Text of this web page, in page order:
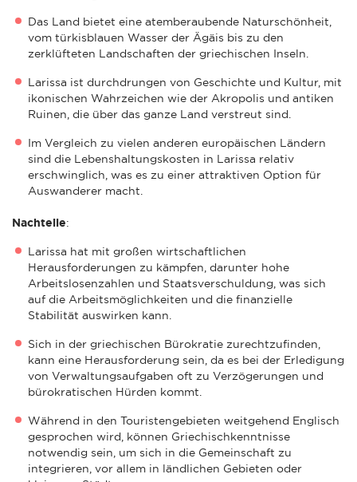
Das Land bietet eine atemberaubende Naturschönheit,
vom türkisblauen Wasser der Ägäis bis zu den
zerklüfteten Landschaften der griechischen Inseln.
Larissa ist durchdrungen von Geschichte und Kultur, mit
ikonischen Wahrzeichen wie der Akropolis und antiken
Ruinen, die über das ganze Land verstreut sind.
Im Vergleich zu vielen anderen europäischen Ländern
sind die Lebenshaltungskosten in Larissa relativ
erschwinglich, was es zu einer attraktiven Option für
Auswanderer macht.
Nachteile:
Larissa hat mit großen wirtschaftlichen
Herausforderungen zu kämpfen, darunter hohe
Arbeitslosenzahlen und Staatsverschuldung, was sich
auf die Arbeitsmöglichkeiten und die finanzielle
Stabilität auswirken kann.
Sich in der griechischen Bürokratie zurechtzufinden,
kann eine Herausforderung sein, da es bei der Erledigung
von Verwaltungsaufgaben oft zu Verzögerungen und
bürokratischen Hürden kommt.
Während in den Touristengebieten weitgehend Englisch
gesprochen wird, können Griechischkenntnisse
notwendig sein, um sich in die Gemeinschaft zu
integrieren, vor allem in ländlichen Gebieten oder